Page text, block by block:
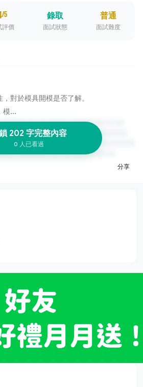
/5
評價
錄取
面試狀態
普通
面試難度
對於模具開模是否了解。
模...
202 字完整內容
0 人已看過
分享